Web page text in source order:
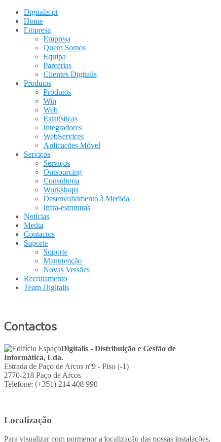
Digitalis.pt
Home
Empresa
Empresa
Quem Somos
Equipa
Parcerias
Clientes Digitalis
Produtos
Produtos
Win
Web
Estatísticas
Integradores
WebServices
Aplicações Móvel
Serviços
Serviços
Outsourcing
Consultoria
Workshops
Desenvolvimento à Medida
Infra-estruturas
Notícias
Media
Contactos
Suporte
Suporte
Manutenção
Novas Versões
Recrutamento
Team Digitalis
Contactos
Digitalis - Distribuição e Gestão de
Informática, Lda.
Estrada de Paço de Arcos nº9 - Piso (-1)
2770-218 Paço de Arcos
Telefone: (+351) 214 408 990
Localização
Para visualizar com pormenor a localização das nossas instalações,